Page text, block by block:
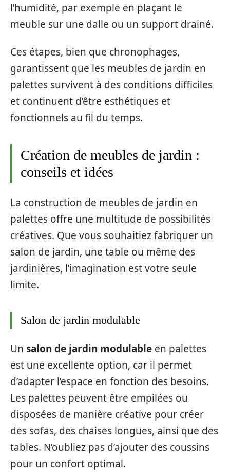
l’humidité, par exemple en plaçant le
meuble sur une dalle ou un support drainé.
Ces étapes, bien que chronophages,
garantissent que les meubles de jardin en
palettes survivent à des conditions difficiles
et continuent d’être esthétiques et
fonctionnels au fil du temps.
Création de meubles de jardin :
conseils et idées
La construction de meubles de jardin en
palettes offre une multitude de possibilités
créatives. Que vous souhaitiez fabriquer un
salon de jardin, une table ou même des
jardinières, l’imagination est votre seule
limite.
Salon de jardin modulable
Un salon de jardin modulable en palettes
est une excellente option, car il permet
d’adapter l’espace en fonction des besoins.
Les palettes peuvent être empilées ou
disposées de manière créative pour créer
des sofas, des chaises longues, ainsi que des
tables. N’oubliez pas d’ajouter des coussins
pour un confort optimal.